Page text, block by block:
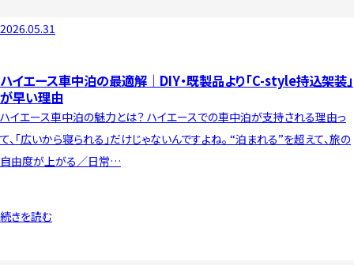
2026.05.31
ハイエース車中泊の最適解｜DIY・既製品より「C-style持込架装」
が早い理由
ハイエース車中泊の魅力とは？ ハイエースでの車中泊が支持される理由っ
て、「広いから寝られる」だけじゃないんですよね。 “泊まれる”を超えて、旅の
自由度が上がる／日常…
続きを読む